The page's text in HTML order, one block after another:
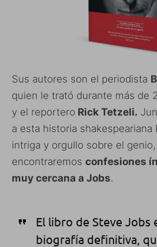
Sus autores son el periodista
quien le trató durante más de
y el reportero Rick Tetzeli.
a esta historia shakespeariana
intriga y orgullo sobre el
encontraremos confesiones
muy cercana a Jobs.
El libro de Steve Jobs
biografía definitiva,